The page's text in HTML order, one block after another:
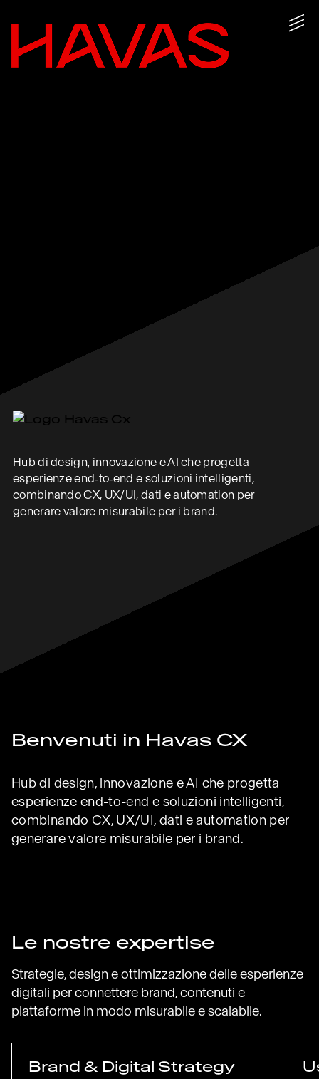
Hub di design, innovazione e AI che progetta
esperienze end‑to‑end e soluzioni intelligenti,
combinando CX, UX/UI, dati e automation per
generare valore misurabile per i brand.
Benvenuti in Havas CX
Hub di design, innovazione e AI che progetta
esperienze end-to-end e soluzioni intelligenti,
combinando CX, UX/UI, dati e automation per
generare valore misurabile per i brand.
Le nostre expertise
Strategie, design e ottimizzazione delle esperienze
digitali per connettere brand, contenuti e
piattaforme in modo misurabile e scalabile.
Brand & Digital Strategy